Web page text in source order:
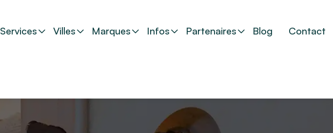
Services Villes Marques Infos Partenaires Blog Contact